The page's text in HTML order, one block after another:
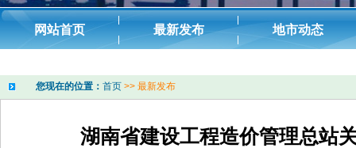
您现在的位置： 首页 >> 最新发布
湖南省建设工程造价管理总站